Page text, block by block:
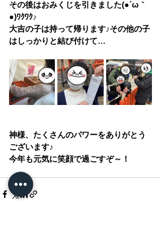
その後はおみくじを引きました(●´ω｀
●)ﾜｸﾜｸ♪
大吉の子は持って帰ります♪その他の子
はしっかりと結び付けて…
神様、たくさんのパワーをありがとう
ございます♪
今年も元気に笑顔で過ごすぞ～！